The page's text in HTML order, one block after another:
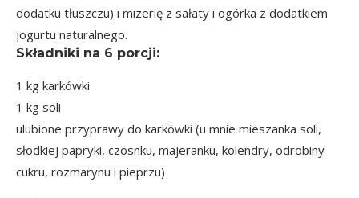
dodatku tłuszczu) i mizerię z sałaty i ogórka z dodatkiem
jogurtu naturalnego.
Składniki na 6 porcji:
1 kg karkówki
1 kg soli
ulubione przyprawy do karkówki (u mnie mieszanka soli,
słodkiej papryki, czosnku, majeranku, kolendry, odrobiny
cukru, rozmarynu i pieprzu)